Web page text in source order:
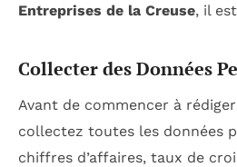
Entreprises de la Creuse, il
Collecter des Données
Avant de commencer à
collectez toutes les données
chiffres d’affaires, taux de